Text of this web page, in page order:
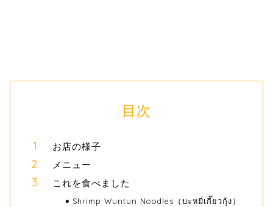
目次
お店の様子
メニュー
これを食べました
Shrimp Wuntun Noodles（บะหมี่เกี๊ยวกุ้ง）